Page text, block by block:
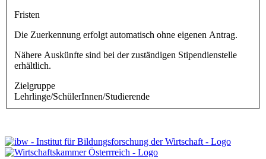
Fristen
Die Zuerkennung erfolgt automatisch ohne eigenen Antrag.
Nähere Auskünfte sind bei der zuständigen Stipendienstelle
erhältlich.
Zielgruppe
Lehrlinge/SchülerInnen/Studierende